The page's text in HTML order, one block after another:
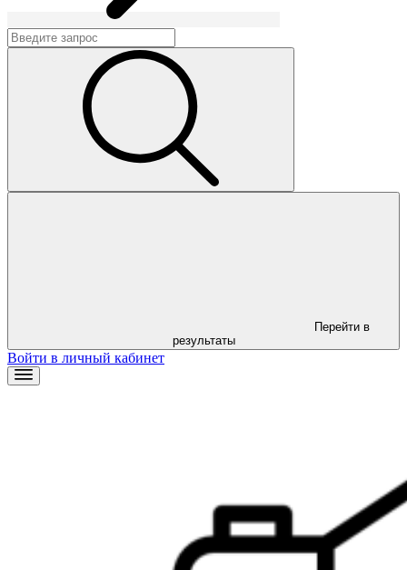
результаты
Войти в личный кабинет